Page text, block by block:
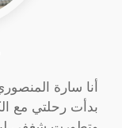
أنا سارة
بدأت رحلتي مع